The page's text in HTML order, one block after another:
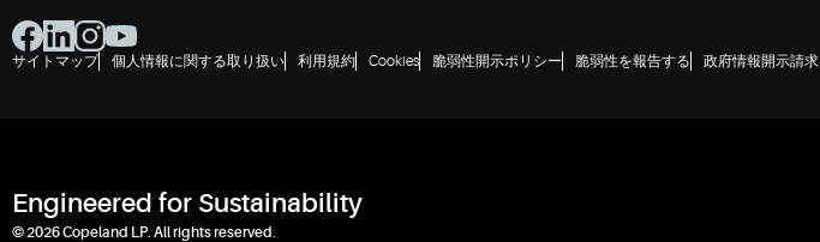
サイトマップ 個人情報に関する取り扱い 利用規約 Cookies 脆弱性開示ポリシー 脆弱性を報告する 政府情報開示請求
Engineered for Sustainability
© 2026 Copeland LP. All rights reserved.